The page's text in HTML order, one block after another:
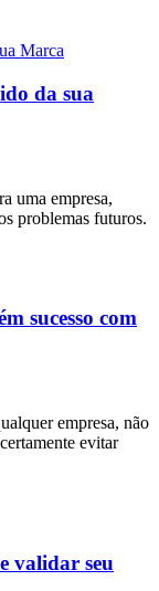
da sua
uma empresa,
problemas futuros.
sucesso com
empresa, não
evitar
validar seu